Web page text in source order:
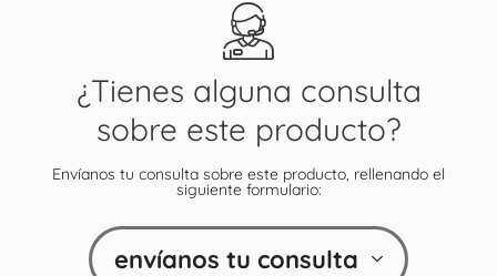
¿Tienes alguna consulta
sobre este producto?
Envíanos tu consulta sobre este producto, rellenando el
siguiente formulario:
envíanos tu consulta